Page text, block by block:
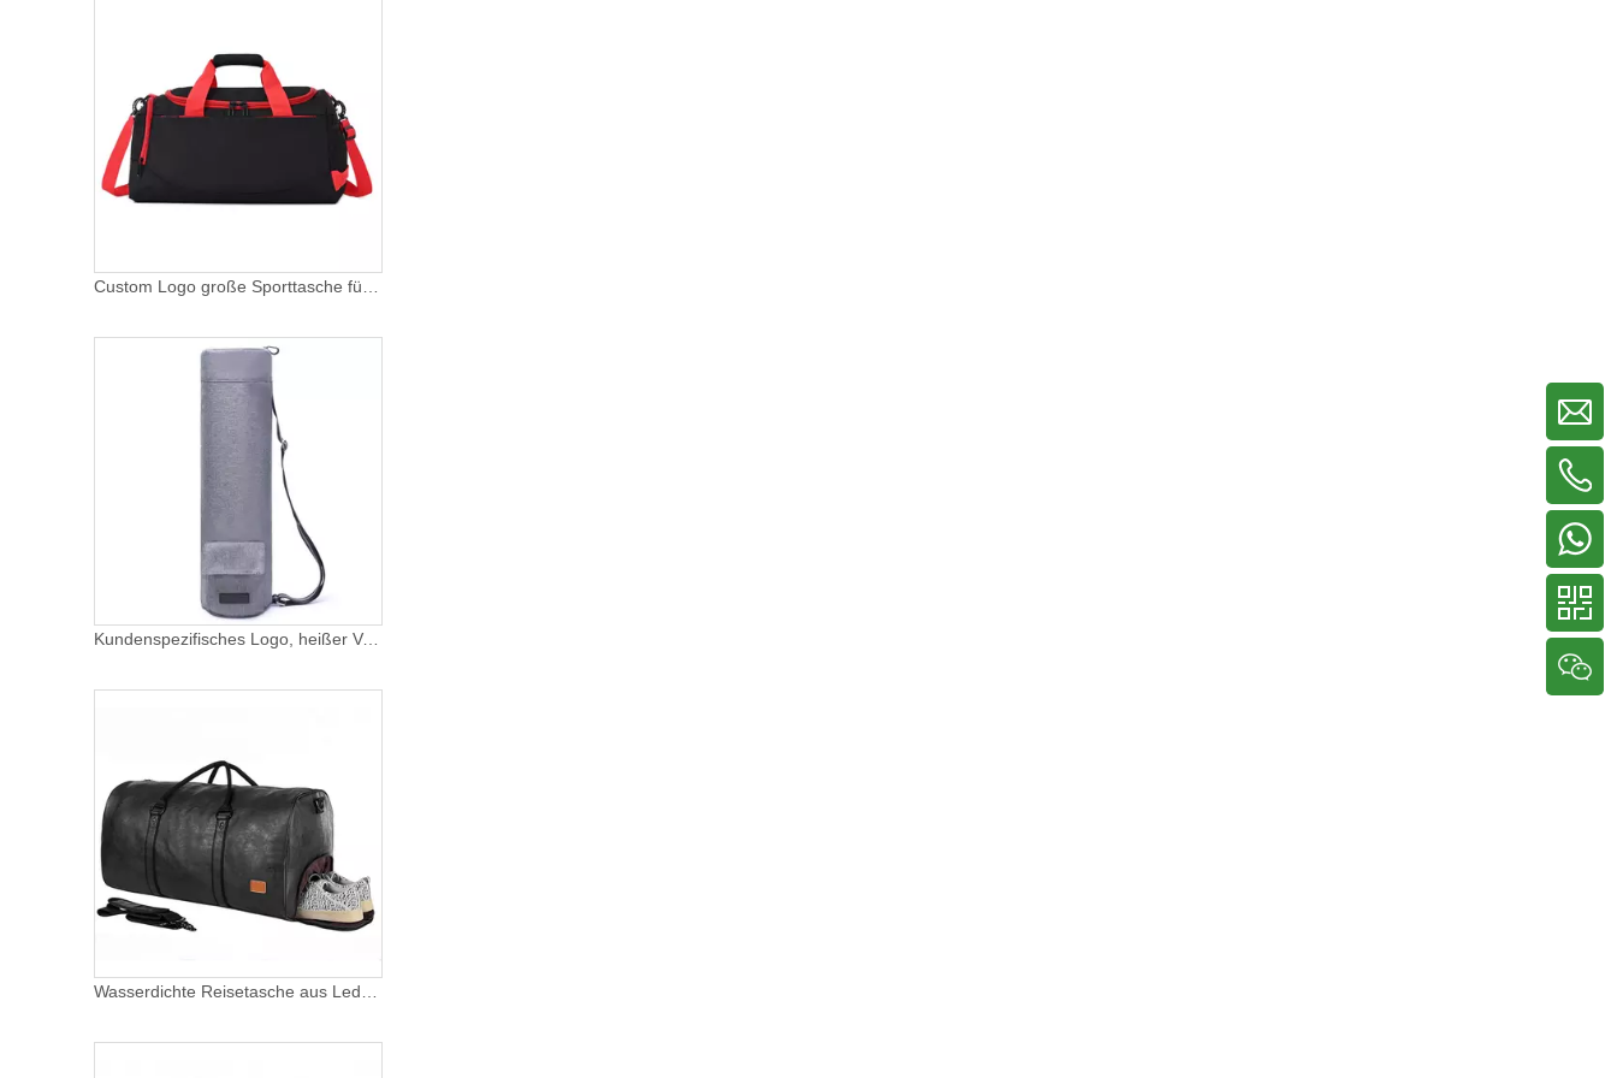
Custom Logo große Sporttasche für Männer Frauen wasserdichte Wochenend-Übernachtungstasche
Kundenspezifisches Logo, heißer Verkauf, günstiger Preis, Neuheit, einfach zu tragen, umweltfreundlich, tragbare Oxford-Yoga-Mattentasche
Wasserdichte Reisetasche aus Leder mit Schuhfach, großem Stauraum, Herrengriff, Tragetasche für das Wochenende